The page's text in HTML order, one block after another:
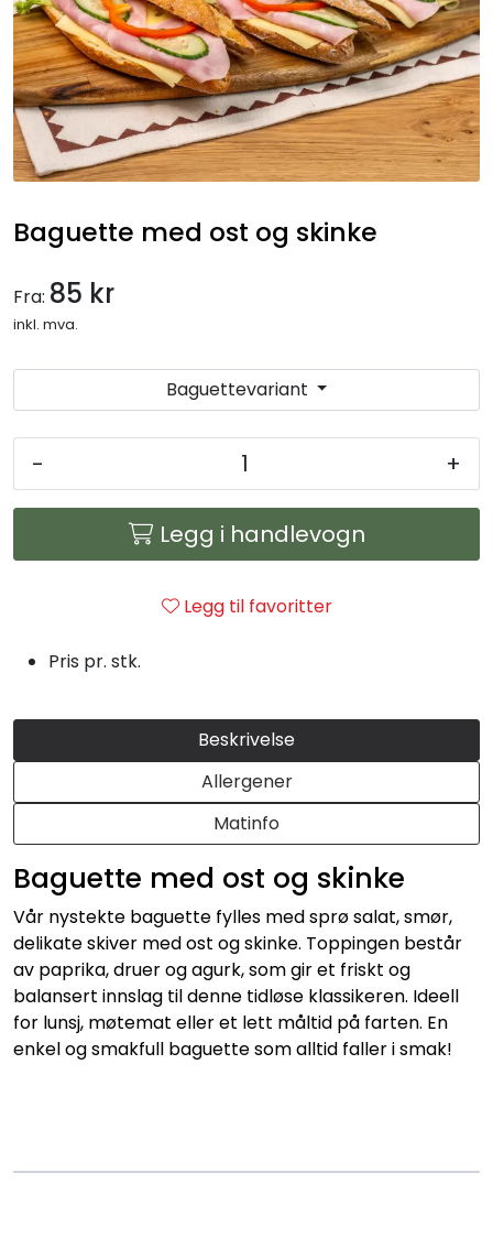
Baguette med ost og skinke
Fra: 85 kr
inkl. mva.
Baguettevariant
- +
Legg i handlevogn
Legg til favoritter
Pris pr. stk.
Beskrivelse
Allergener
Matinfo
Baguette med ost og skinke
Vår nystekte baguette fylles med sprø salat, smør,
delikate skiver med ost og skinke. Toppingen består
av paprika, druer og agurk, som gir et friskt og
balansert innslag til denne tidløse klassikeren. Ideell
for lunsj, møtemat eller et lett måltid på farten. En
enkel og smakfull baguette som alltid faller i smak!
Gryteretter
Overtidsmat
Koldtbord
Selskapsmeny
Ferdigretter
Julemat
Firmalunsj
Konfirmasjon
Minnestund
Påsmurt
Konditori
Tapas